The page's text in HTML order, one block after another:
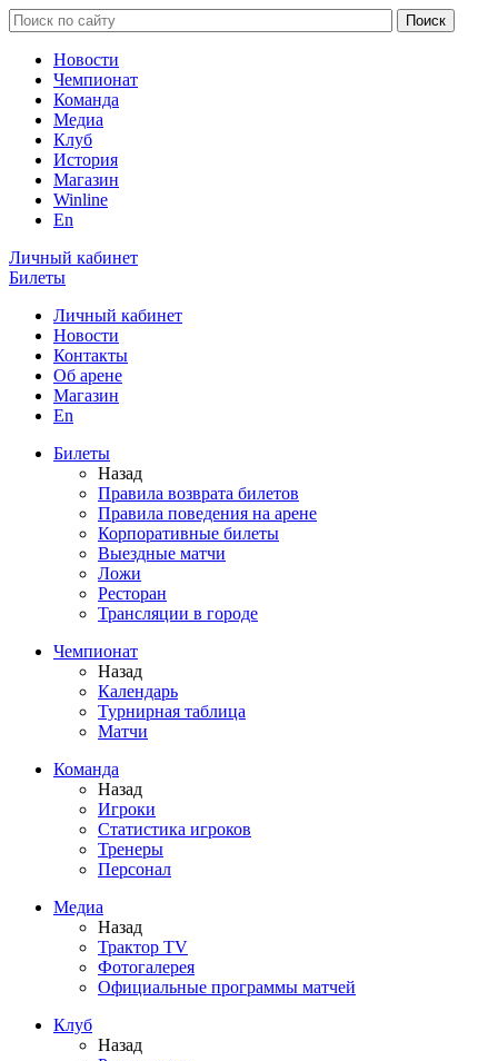
Новости
Чемпионат
Команда
Медиа
Клуб
История
Магазин
Winline
En
Личный кабинет
Билеты
Личный кабинет
Новости
Контакты
Об арене
Магазин
En
Билеты
Назад
Правила возврата билетов
Правила поведения на арене
Корпоративные билеты
Выездные матчи
Ложи
Ресторан
Трансляции в городе
Чемпионат
Назад
Календарь
Турнирная таблица
Матчи
Команда
Назад
Игроки
Статистика игроков
Тренеры
Персонал
Медиа
Назад
Трактор TV
Фотогалерея
Официальные программы матчей
Клуб
Назад